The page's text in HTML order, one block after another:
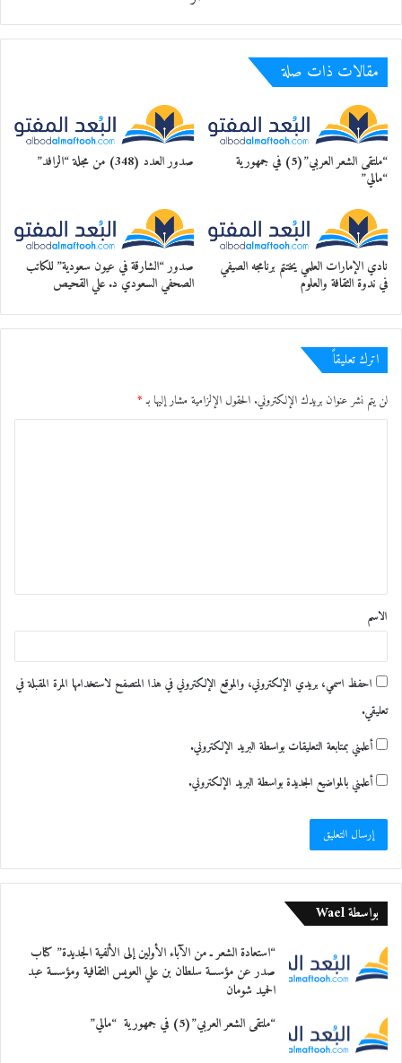
مقالات ذات صلة
“ملتقى الشعر العربي”(5) في جمهورية
“مالي”
صدور العدد (348) من مجلة “الرافد”
نادي الإمارات العلمي يختتم برنامجه الصيفي
في ندوة الثقافة والعلوم
صدور “الشارقة في عيون سعودية” للكاتب
الصحفي السعودي د. علي القحيص
اترك تعليقاً
لن يتم نشر عنوان بريدك الإلكتروني. الحقول الإلزامية مشار إليها بـ*
ق
*
الاسم
احفظ اسمي، بريدي الإلكتروني، والموقع الإلكتروني في هذا المتصفح لاستخدامها المرة المقبلة في
تعليقي.
أعلمني بمتابعة التعليقات بواسطة البريد الإلكتروني.
أعلمني بالمواضيع الجديدة بواسطة البريد الإلكتروني.
بواسطة Wael
“استعادة الشعر ـ من الآباء الأولين إلى الألفية الجديدة” كتاب
صدر عن مؤسسة سلطان بن علي العويس الثقافية ومؤسسة عبد
الحميد شومان
“ملتقى الشعر العربي”(5) في جمهورية “مالي”